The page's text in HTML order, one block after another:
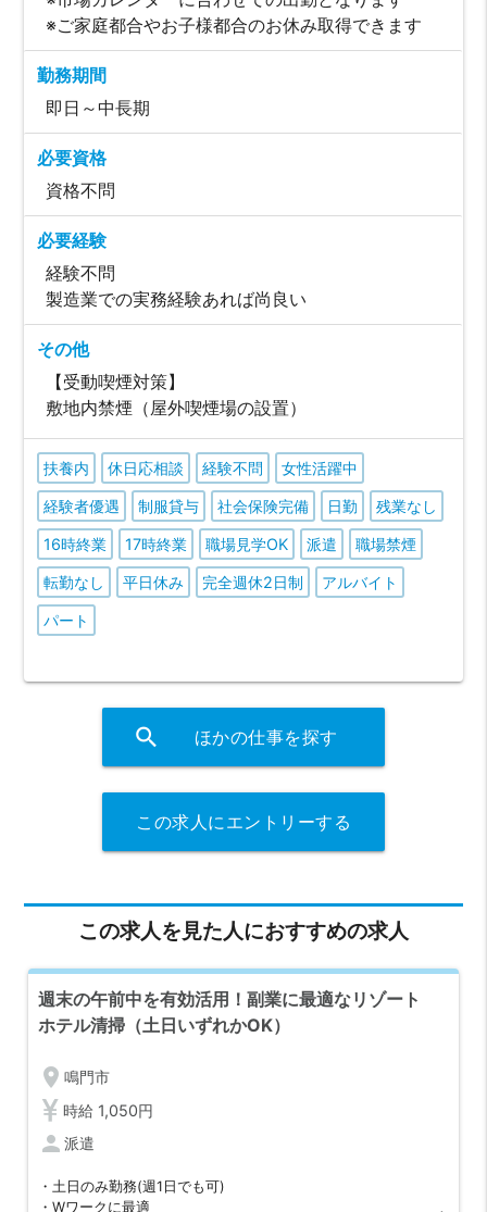
※ご家庭都合やお子様都合のお休み取得できます
勤務期間
即日～中長期
必要資格
資格不問
必要経験
経験不問
製造業での実務経験あれば尚良い
その他
【受動喫煙対策】
敷地内禁煙（屋外喫煙場の設置）
扶養内 休日応相談 経験不問 女性活躍中
経験者優遇 制服貸与 社会保険完備 日勤 残業なし
16時終業 17時終業 職場見学OK 派遣 職場禁煙
転勤なし 平日休み 完全週休2日制 アルバイト
パート
ほかの仕事を探す
search
この求人にエントリーする
この求人を見た人におすすめの求人
週末の午前中を有効活用！副業に最適なリゾート
ホテル清掃（土日いずれかOK）
location_on鳴門市
時給 1,050円
person派遣
・土日のみ勤務(週1日でも可)
・Wワークに最適